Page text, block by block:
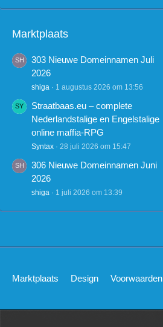
Marktplaats
303 Nieuwe Domeinnamen Juli
2026
shiga 1 augustus 2026 om 13:56
Straatbaas.eu – complete
Nederlandstalige en Engelstalige
online maffia-RPG
Syntax 28 juli 2026 om 15:47
306 Nieuwe Domeinnamen Juni
2026
shiga 1 juli 2026 om 13:39
Marktplaats Design Voorwaarden